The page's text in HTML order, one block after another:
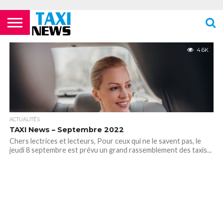
ACTUALITÉS
ECOLES DE
FORMATION
LES
COMPAGNIES
AÉRIENNES /
AÉROPORTS
LES
FOURRIÈRES
LES
PHARMACIES
24H/24 OU
LES
STATIONS
LES
TOILETTES
PUBLIQUES
MENTIONS
NEWSLETTER
NOUS
CONTACTER
POLITIQUE DE
CONFIDENTIALITÉ
VIDÉOS
4.6K
ACTUALITÉS
TAXI News – Septembre 2022
Chers lectrices et lecteurs, Pour ceux qui ne le savent pas, le
jeudi 8 septembre est prévu un grand rassemblement des taxis...